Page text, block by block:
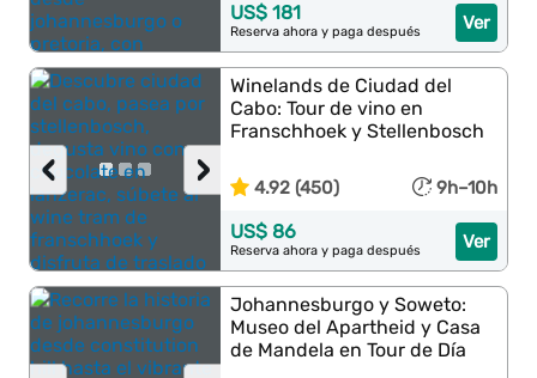
Ver
US$ 181
Reserva ahora y paga después
›
‹
Winelands de Ciudad del
Cabo: Tour de vino en
Franschhoek y Stellenbosch
4.92 (450) 9h–10h
Ver
US$ 86
Reserva ahora y paga después
Johannesburgo y Soweto:
Museo del Apartheid y Casa
de Mandela en Tour de Día